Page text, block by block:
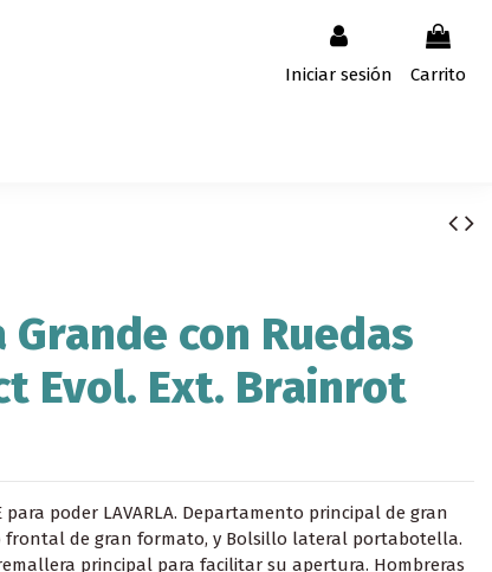
Iniciar sesión Carrito
Grande con Ruedas
Evol. Ext. Brainrot
para poder LAVARLA. Departamento principal de gran
frontal de gran formato, y Bolsillo lateral portabotella.
principal para facilitar su apertura. Hombreras